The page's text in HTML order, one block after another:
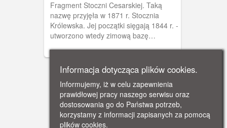
Fragment Stoczni Cesarskiej. Taką
nazwę przyjęła w 1871 r. Stocznia
Królewska. Jej początki sięgają 1844 r. -
utworzono wtedy zimową bazę
ona w stocznię. W 1922 r. przyjęła
nazwę Stocznia Gdańska.
Informacja dotycząca plików cookies.
Informujemy, iż w celu zapewnienia
prawidłowej pracy naszego serwisu oraz
dostosowania go do Państwa potrzeb,
korzystamy z informacji zapisanych za pomocą
plików cookies.